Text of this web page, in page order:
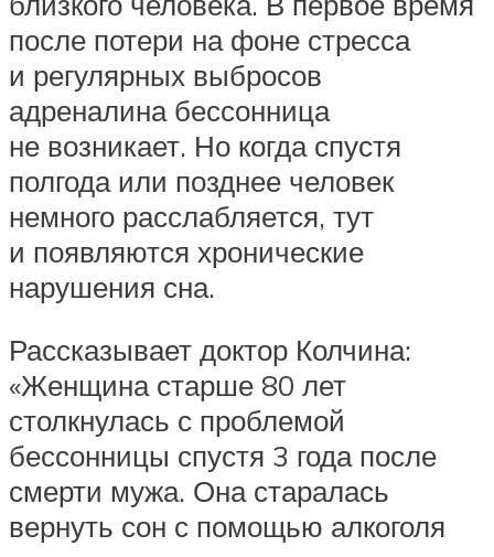
после потери на фоне стресса
и регулярных выбросов
адреналина бессонница
не возникает. Но когда спустя
полгода или позднее человек
немного расслабляется, тут
и появляются хронические
нарушения сна.
Рассказывает доктор Колчина:
«Женщина старше 80 лет
столкнулась с проблемой
бессонницы спустя 3 года после
смерти мужа. Она старалась
вернуть сон с помощью алкоголя